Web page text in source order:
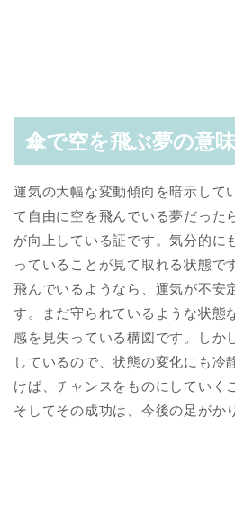
傘で空を飛ぶ夢の意味
運気の大幅な変動傾向を暗示して
て自由に空を飛んでいる夢だった
が向上している証です。気分的に
っていることが見て取れる状態で
飛んでいるようなら、運気が不安
す。まだ守られているような状態
感を見失っている構図です。しか
しているので、状態の変化にも冷
けば、チャンスをものにしていく
そしてその成功は、今後の足がか